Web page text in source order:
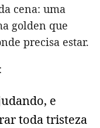
cena: uma
golden que
precisa estar.
e
toda tristeza